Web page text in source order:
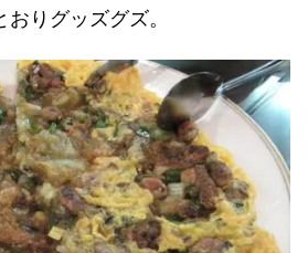
りグッズグズ。